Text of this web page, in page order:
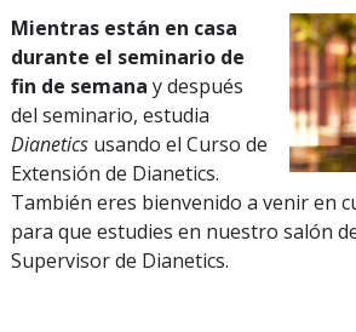
Mientras están en casa
durante el seminario de
fin de semana y después
del seminario, estudia
Dianetics usando el Curso de
Extensión de Dianetics.
También eres bienvenido a venir en
para que estudies en nuestro salón
Supervisor de Dianetics.